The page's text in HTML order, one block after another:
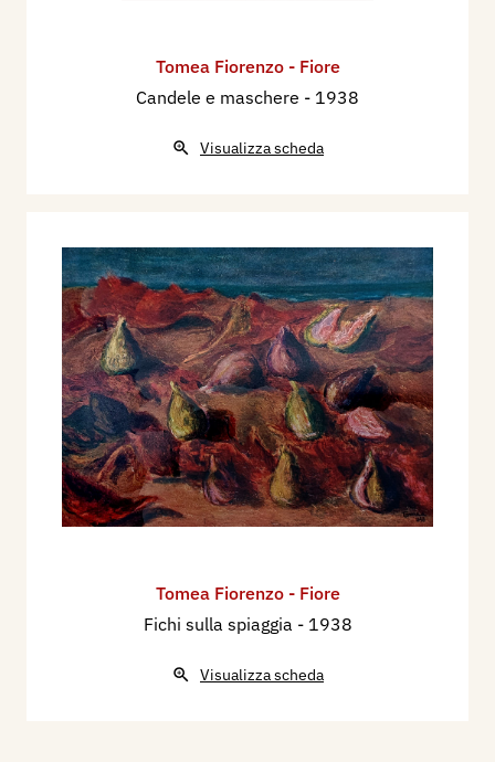
Tomea Fiorenzo - Fiore
Candele e maschere - 1938
Visualizza scheda
Tomea Fiorenzo - Fiore
Fichi sulla spiaggia - 1938
Visualizza scheda